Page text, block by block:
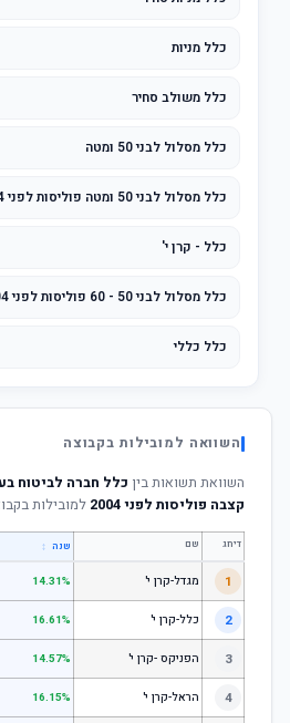
כלל מניות
כלל משולב סחיר
כלל מסלול לבני 50 ומטה
כלל מסלול לבני 50 ומטה פוליסות לפני 2004
כלל - קרן י'
כלל מסלול לבני 50 - 60 פוליסות לפני 2004
כלל כללי
השוואה למובילות בקבוצה
השוואת תשואות בין כלל חברה לביטוח
קצבה פוליסות לפני 2004
למובילות
דירוג שם שנה ↕
1 מגדל-קרן י' 14.31%
2 כלל-קרן י' 16.61%
3 הפניקס -קרן י' 14.57%
4 הראל-קרן י' 16.15%